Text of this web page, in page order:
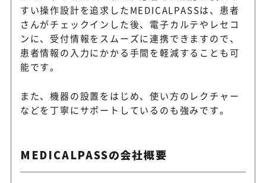
すい操作設計を追求したMEDICALPASSは、患者
さんがチェックインした後、電子カルテやレセコ
ンに、受付情報をスムーズに連携できますので、
患者情報の入力にかかる手間を軽減することも可
能です。
また、機器の設置をはじめ、使い方のレクチャー
などを丁寧にサポートしているのも強みです。
MEDICALPASSの会社概要